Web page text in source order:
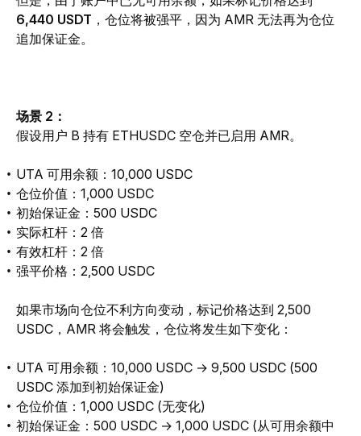
6,440 USDT ，仓位将被强平，因为 AMR 无法再为仓位
追加保证金。
场景 2：
假设用户 B 持有 ETHUSDC 空仓并已启用 AMR。
UTA 可用余额：10,000 USDC
仓位价值：1,000 USDC
初始保证金：500 USDC
实际杠杆：2 倍
有效杠杆：2 倍
强平价格：2,500 USDC
如果市场向仓位不利方向变动，标记价格达到 2,500
USDC，AMR 将会触发，仓位将发生如下变化：
UTA 可用余额：10,000 USDC → 9,500 USDC (500
USDC 添加到初始保证金)
仓位价值：1,000 USDC (无变化)
初始保证金：500 USDC → 1,000 USDC (从可用余额中